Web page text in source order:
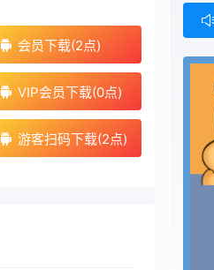
会员下载(2点)
VIP会员下载(0点)
游客扫码下载(2点)